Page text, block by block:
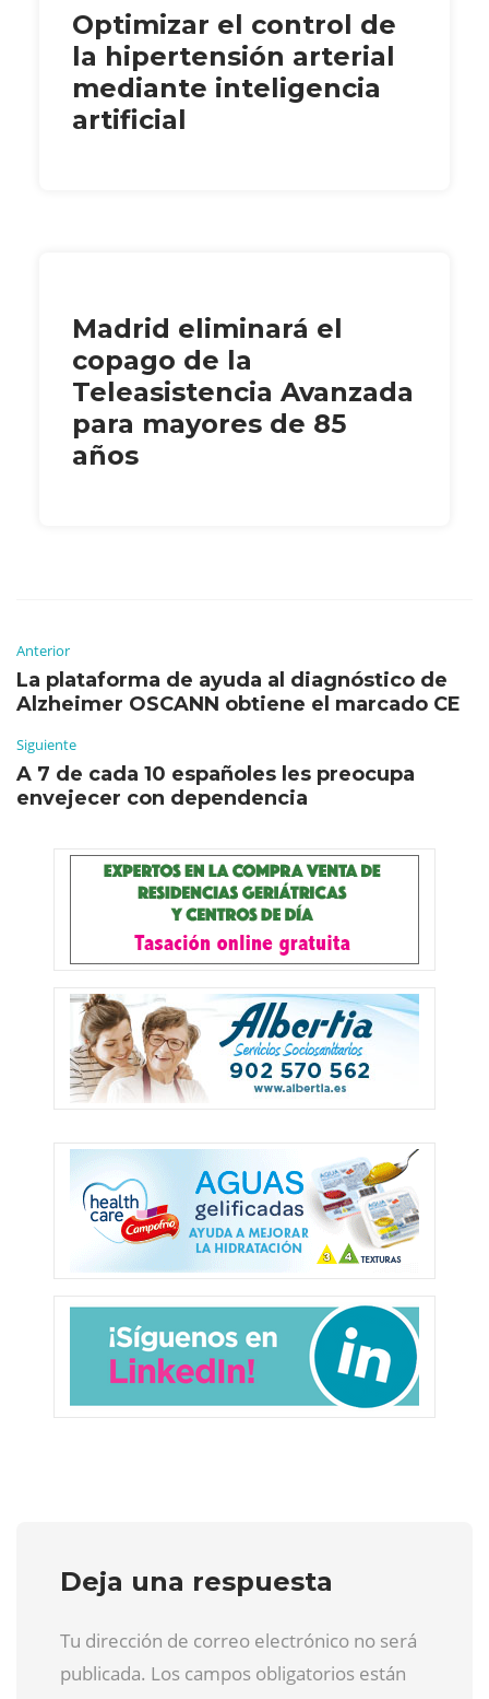
Optimizar el control de
la hipertensión arterial
mediante inteligencia
artificial
Madrid eliminará el
copago de la
Teleasistencia Avanzada
para mayores de 85
años
Anterior
La plataforma de ayuda al diagnóstico de
Alzheimer OSCANN obtiene el marcado CE
Siguiente
A 7 de cada 10 españoles les preocupa
envejecer con dependencia
Deja una respuesta
Tu dirección de correo electrónico no será
publicada. Los campos obligatorios están